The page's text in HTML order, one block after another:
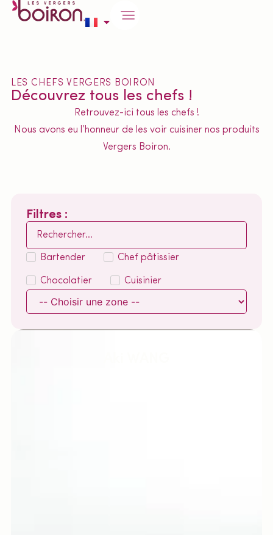
LES CHEFS VERGERS BOIRON
Découvrez tous les chefs !
Retrouvez-ici tous les chefs !
Nous avons eu l’honneur de les voir cuisiner nos produits
Vergers Boiron.
Filtres :
Bartender Chef pâtissier
Chocolatier Cuisinier